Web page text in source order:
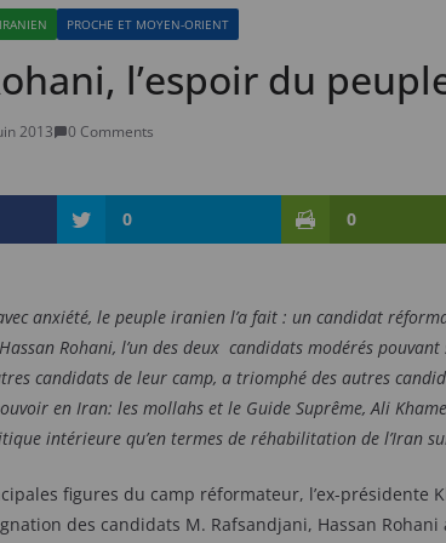
PROCHE ET MOYEN-ORIENT
l’espoir du
2013 0 Comments
0 0
anxiété, le peuple iranien l’a fait : un candidat
Rohani, l’un des deux candidats modérés
candidats de leur camp, a triomphé des autres
en Iran: les mollahs et le Guide Suprême, Ali
intérieure qu’en termes de réhabilitation de l’Iran
figures du camp réformateur, l’ex-présidente
des candidats M. Rafsandjani, Hassan